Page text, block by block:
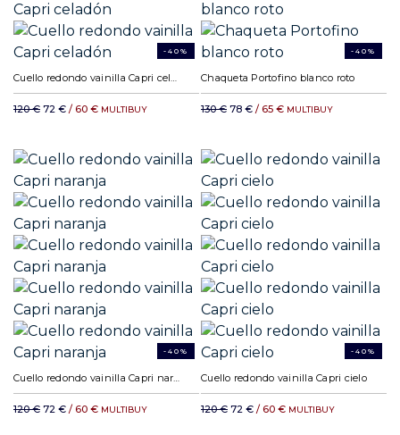
-40%
Cuello redondo vainilla Capri celadón
120 € 72 € / 60 € MULTIBUY
-40%
Chaqueta Portofino blanco roto
130 € 78 € / 65 € MULTIBUY
-40%
Cuello redondo vainilla Capri naranja
120 € 72 € / 60 € MULTIBUY
-40%
Cuello redondo vainilla Capri cielo
120 € 72 € / 60 € MULTIBUY